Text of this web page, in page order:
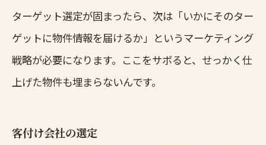
ターゲット選定が固まったら、次は「いかにそのター
ゲットに物件情報を届けるか」というマーケティング
戦略が必要になります。ここをサボると、せっかく仕
上げた物件も埋まらないんです。
客付け会社の選定